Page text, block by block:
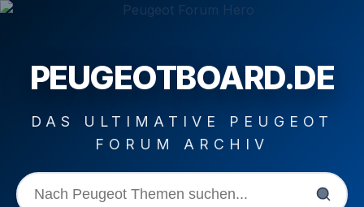
PEUGEOTBOARD.DE
DAS ULTIMATIVE PEUGEOT
FORUM ARCHIV